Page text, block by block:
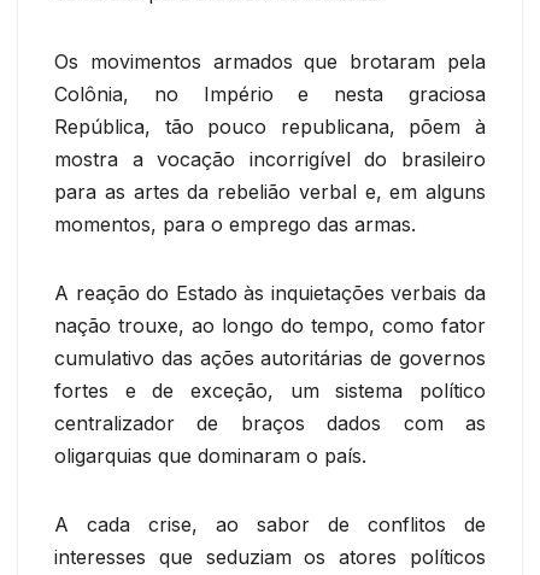
Os movimentos armados que brotaram pela
Colônia, no Império e nesta graciosa
República, tão pouco republicana, põem à
mostra a vocação incorrigível do brasileiro
para as artes da rebelião verbal e, em alguns
momentos, para o emprego das armas.
A reação do Estado às inquietações verbais da
nação trouxe, ao longo do tempo, como fator
cumulativo das ações autoritárias de governos
fortes e de exceção, um sistema político
centralizador de braços dados com as
oligarquias que dominaram o país.
A cada crise, ao sabor de conflitos de
interesses que seduziam os atores políticos